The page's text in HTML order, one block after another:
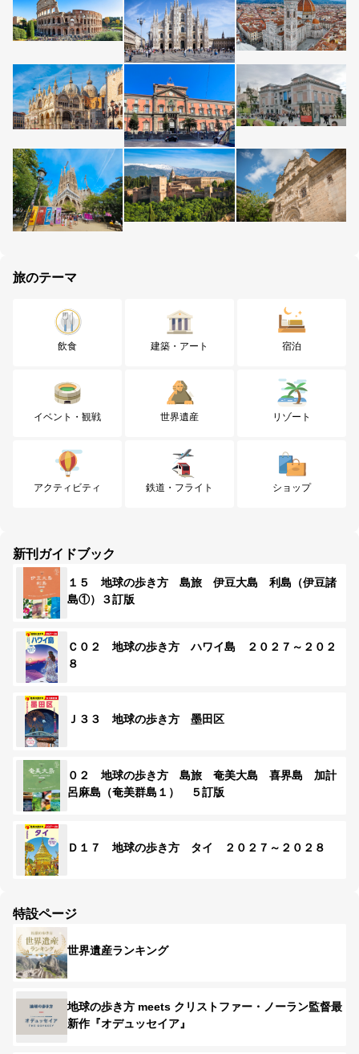
旅のテーマ
飲食 建築・アート 宿泊
イベント・観戦 世界遺産 リゾート
アクティビティ 鉄道・フライト ショップ
新刊ガイドブック
１５ 地球の歩き方 島旅 伊豆大島 利島（伊豆諸
島①）３訂版
Ｃ０２ 地球の歩き方 ハワイ島 ２０２７～２０２
８
Ｊ３３ 地球の歩き方 墨田区
０２ 地球の歩き方 島旅 奄美大島 喜界島 加計
呂麻島（奄美群島１） ５訂版
Ｄ１７ 地球の歩き方 タイ ２０２７～２０２８
特設ページ
世界遺産ランキング
地球の歩き方 meets クリストファー・ノーラン監督最
新作『オデュッセイア』